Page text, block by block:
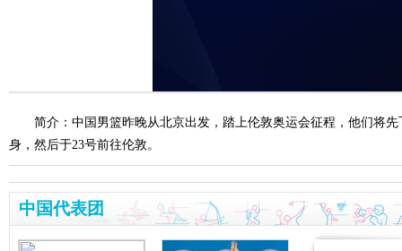
简介：中国男篮昨晚从北京出发，踏上伦敦奥运会征程，他们将
身，然后于23号前往伦敦。
中国代表团